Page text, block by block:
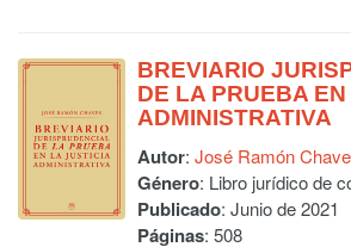
BREVIARIO
DE LA PRUEBA
ADMINISTRATIVA
Autor: José Ramón
Género: Libro jurídico de
Publicado: Junio de 2021
Páginas: 508